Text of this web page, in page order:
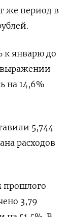
же период в
к январю до
выражении
на 14,6%
5,744
расходов
прошлого
3,79